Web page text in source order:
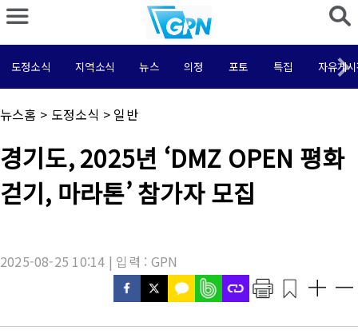
도정소식 지역소식 뉴스 의정 포토 특집 자유게
채
널
뉴스홈 > 도정소식 > 일반
기
사
목
경기도, 2025년 ‘DMZ OPEN 평화
걷기, 마라톤’ 참가자 모집
2025-08-25 10:14 | 입력 : GPN